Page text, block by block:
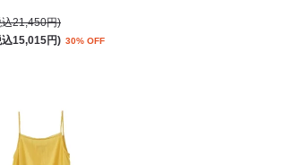
21,450円)
15,015円) 30% OFF